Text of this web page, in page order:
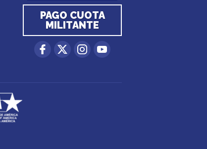
PAGO CUOTA
MILITANTE